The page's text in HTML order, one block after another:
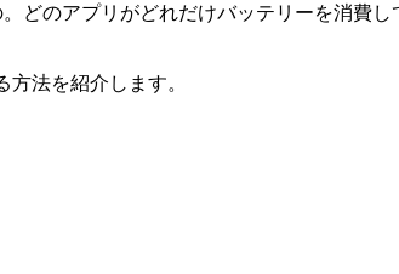
どのアプリがどれだけバッテリーを消費
法を紹介します。